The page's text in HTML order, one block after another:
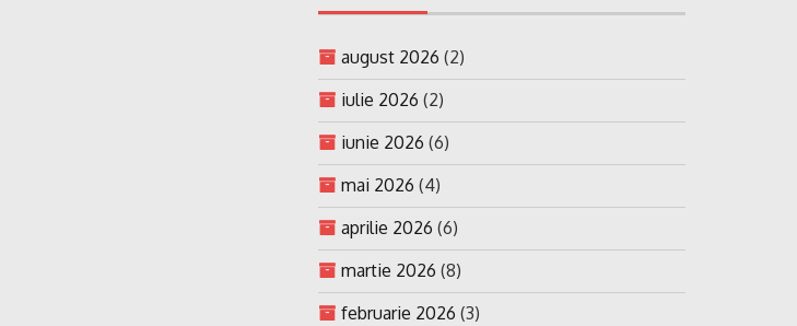
august 2026 (2)
iulie 2026 (2)
iunie 2026 (6)
mai 2026 (4)
aprilie 2026 (6)
martie 2026 (8)
februarie 2026 (3)